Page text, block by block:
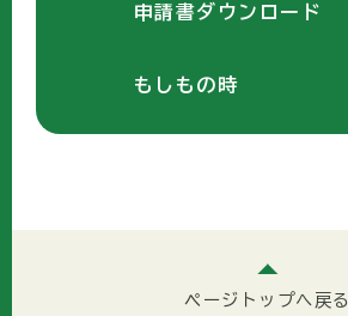
申請書ダウンロード
もしもの時
ページトップへ戻る